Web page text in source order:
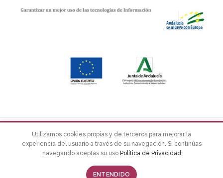
EL BAÚL DE PILUKY 2022 Design byLa TribuEstudio
Utilizamos cookies propias y de terceros para mejorar la
experiencia del usuario a través de su navegación. Si continúas
navegando aceptas su uso Política de Privacidad
ENTENDIDO